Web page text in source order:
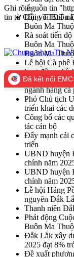
tế
Hội voi Buôn
Buôn Ma
Rà soát tiến
Buôn Ma
Buôn Ma
Lễ hội Cà phê
hoạt động
Lễ hội Cà phê
ngành hàng
Phó Chủ tịch
triển khai các
Công bố các
tác cán bộ
Đẩy mạnh cải
triển
UBND huyện
chính năm
UBND huyện
chính năm
Lễ hội Hảng
nguyên Đắk
Thanh niên
Phát động
Buôn Ma
Đắk Lắk xây
2025 đạt 8%
Đề xuất
Ghi rõ nguồn tin
tin từ Cổng TTĐT
Đã kết nối EMC